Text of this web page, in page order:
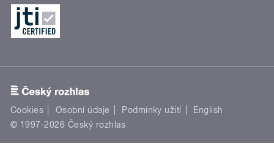
Cookies Osobní údaje Podmínky užití
English
© 1997-2026 Český rozhlas